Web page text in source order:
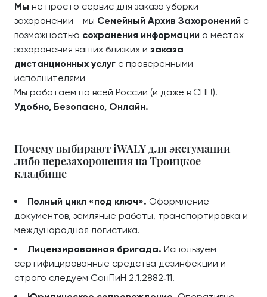
Мы не просто сервис для заказа уборки
захоронений - мы Семейный Архив Захоронений с
возможностью сохранения информации о местах
захоронения ваших близких и заказа
дистанционных услуг с проверенными
исполнителями
Мы работаем по всей России (и даже в СНГ!).
Удобно, Безопасно, Онлайн.
Почему выбирают iWALY для эксгумации
либо перезахоронения на Троицкое
кладбище
Полный цикл «под ключ». Оформление
документов, земляные работы, транспортировка и
международная логистика.
Лицензированная бригада. Используем
сертифицированные средства дезинфекции и
строго следуем СанПиН 2.1.2882‑11.